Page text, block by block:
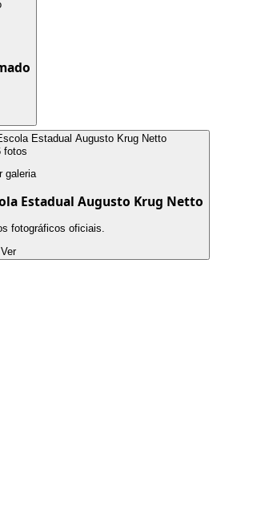
fotos
galeria
Estadual Augusto Krug Netto
fotográficos oficiais.
Ver